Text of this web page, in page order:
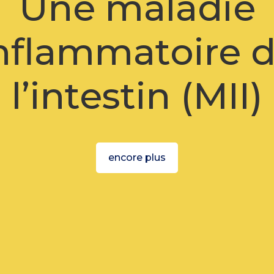
l’intestin (MII)
encore plus